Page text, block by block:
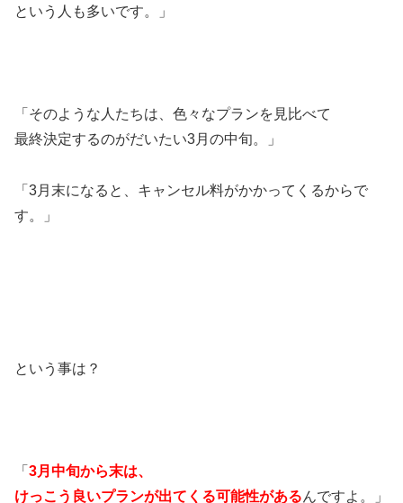
という人も多いです。」
「そのような人たちは、色々なプランを見比べて
最終決定するのがだいたい3月の中旬。」
「3月末になると、キャンセル料がかかってくるからで
す。」
という事は？
「 3月中旬から末は、
けっこう良いプランが出てくる可能性があるんですよ。」